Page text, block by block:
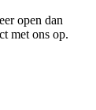
open dan
met ons op.